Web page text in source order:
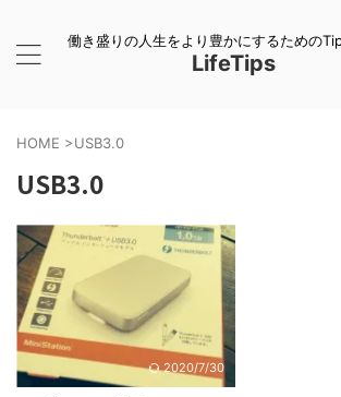
働き盛りの人生をより豊かにするための
LifeTips
HOME >USB3.0
USB3.0
2020/7/30